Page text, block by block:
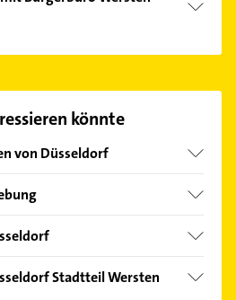
. könnte
von Düsseldorf
Stadtteil Wersten